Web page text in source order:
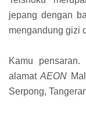
jepang dengan
mengandung gizi
Kamu
alamatAEON Mall
Serpong,